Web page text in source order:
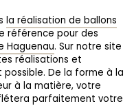
la réalisation de ballons
référence pour des
Haguenau. Sur notre site
réalisations et
De la forme à la
à la matière, votre
parfaitement votre